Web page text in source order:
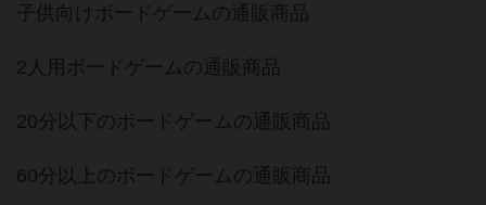
子供向けボードゲームの通販商品
2人用ボードゲームの通販商品
20分以下のボードゲームの通販商品
60分以上のボードゲームの通販商品